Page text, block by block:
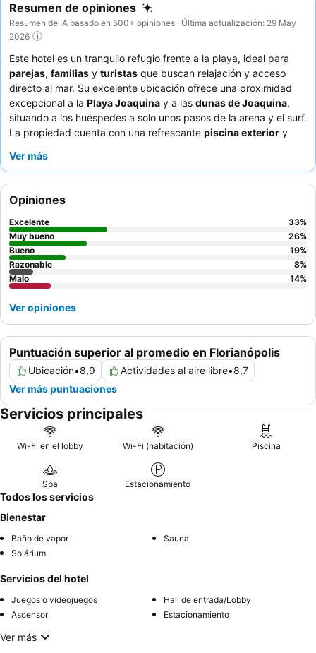
Resumen de opiniones
Resumen de IA basado en 500+ opiniones · Última actualización: 29 May
2026
Este hotel es un tranquilo refugio frente a la playa, ideal para
parejas, familias y turistas que buscan relajación y acceso
directo al mar. Su excelente ubicación ofrece una proximidad
excepcional a la Playa Joaquina y a las dunas de Joaquina,
situando a los huéspedes a solo unos pasos de la arena y el surf.
La propiedad cuenta con una refrescante piscina exterior y
edades. Los huéspedes elogian constantemente al atento
ofrece una variedad de opciones frescas. Para aquellos que
deseen mejores vistas y mayor comodidad, se recomienda
encarecidamente optar por una
habitación con vistas al mar.
Ver más
Puntuación superior al promedio en Florianópolis
Ubicación•8,9 Actividades al aire libre•8,7
Ver más puntuaciones
Opiniones
Excelente 33%
Muy bueno
26%
Bueno
19%
Razonable
8%
Malo
14%
Ver opiniones
Servicios principales
Wi-Fi en el lobby Wi-Fi (habitación) Piscina
Spa Estacionamiento
Todos los servicios
Bienestar
Baño de vapor
Sauna
Solárium
Servicios del hotel
Juegos o videojuegos
Hall de entrada/Lobby
Ascensor
Estacionamiento
Ver más